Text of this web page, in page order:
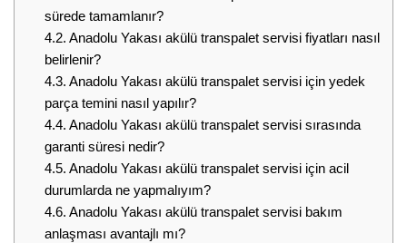
sürede tamamlanır?
4.2. Anadolu Yakası akülü transpalet servisi fiyatları nasıl
belirlenir?
4.3. Anadolu Yakası akülü transpalet servisi için yedek
parça temini nasıl yapılır?
4.4. Anadolu Yakası akülü transpalet servisi sırasında
garanti süresi nedir?
4.5. Anadolu Yakası akülü transpalet servisi için acil
durumlarda ne yapmalıyım?
4.6. Anadolu Yakası akülü transpalet servisi bakım
anlaşması avantajlı mı?